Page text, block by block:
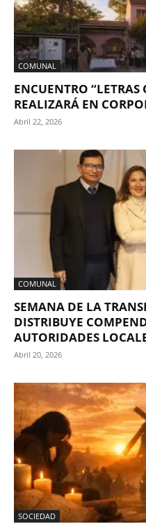
COMUNAL
ENCUENTRO “LETRAS
REALIZARÁ EN
Abril 22, 2026
COMUNAL
SEMANA DE LA
DISTRIBUYE
AUTORIDADES
Abril 20, 2026
SOCIEDAD